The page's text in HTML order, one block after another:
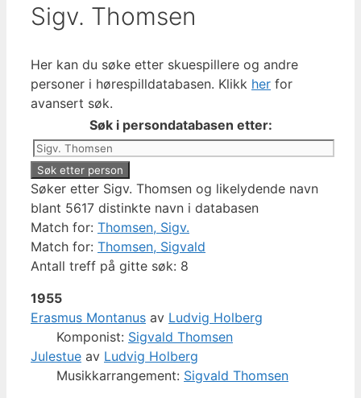
Sigv. Thomsen
Her kan du søke etter skuespillere og andre
personer i hørespilldatabasen. Klikk her for
avansert søk.
Søk i persondatabasen etter:
Søker etter Sigv. Thomsen og likelydende navn
blant 5617 distinkte navn i databasen
Match for: Thomsen, Sigv.
Match for: Thomsen, Sigvald
Antall treff på gitte søk: 8
1955
Erasmus Montanus av Ludvig Holberg
Komponist: Sigvald Thomsen
Julestue av Ludvig Holberg
Musikkarrangement: Sigvald Thomsen